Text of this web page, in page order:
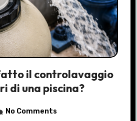
il controlavaggio
di una piscina?
No Comments